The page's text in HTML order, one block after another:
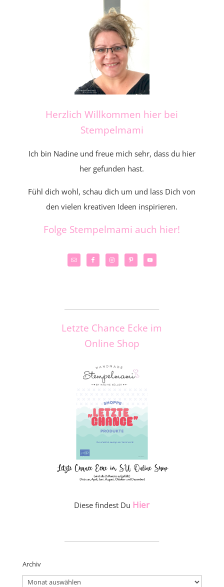
Herzlich Willkommen hier bei
Stempelmami
Ich bin Nadine und freue mich sehr, dass du hier
her gefunden hast.
Fühl dich wohl, schau dich um und lass Dich von
den vielen kreativen Ideen inspirieren.
Folge Stempelmami auch hier!
Letzte Chance Ecke im
Online Shop
Diese findest Du Hier
Archiv
Archiv